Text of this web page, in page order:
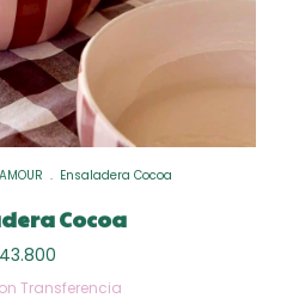
. Ensaladera Cocoa
Cocoa
Transferencia